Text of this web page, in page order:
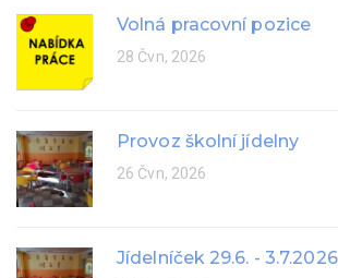
Volná pracovní pozice
28 Čvn, 2026
Provoz školní jídelny
26 Čvn, 2026
Jídelníček 29.6. - 3.7.2026